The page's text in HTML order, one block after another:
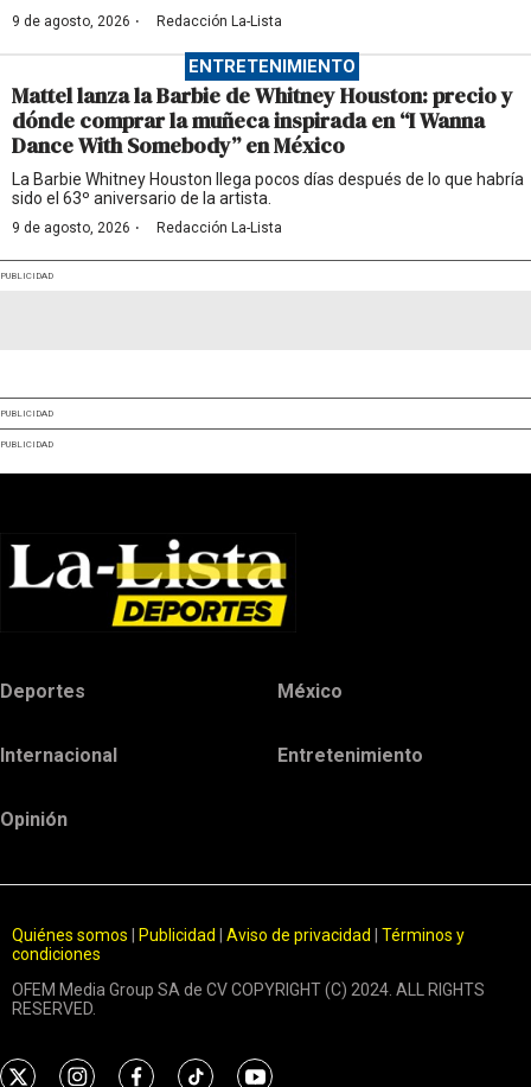
9 de agosto, 2026 · Redacción La-Lista
ENTRETENIMIENTO
Mattel lanza la Barbie de Whitney Houston: precio y
dónde comprar la muñeca inspirada en “I Wanna
Dance With Somebody” en México
La Barbie Whitney Houston llega pocos días después de lo que habría
sido el 63º aniversario de la artista.
9 de agosto, 2026 · Redacción La-Lista
PUBLICIDAD
PUBLICIDAD
PUBLICIDAD
Deportes México
Internacional Entretenimiento
Opinión
Quiénes somos Publicidad Aviso de privacidad
Términos y
condiciones
OFEM Media Group SA de CV COPYRIGHT (C) 2024. ALL RIGHTS
RESERVED.